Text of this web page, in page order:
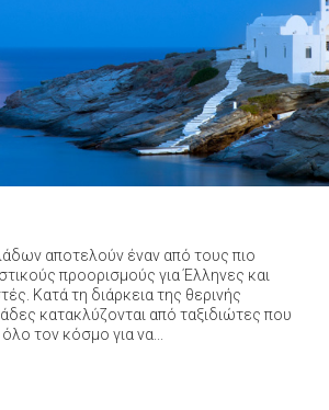
αποτελούν έναν από τους πιο
προορισμούς για Έλληνες και
Κατά τη διάρκεια της θερινής
κατακλύζονται από ταξιδιώτες που
τον κόσμο για να...